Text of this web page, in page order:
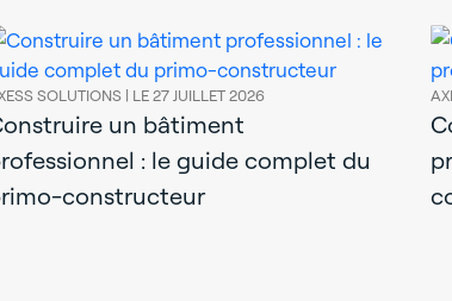
SOLUTIONS | LE 27 JUILLET 2026
un bâtiment
: le guide complet du
constructeur